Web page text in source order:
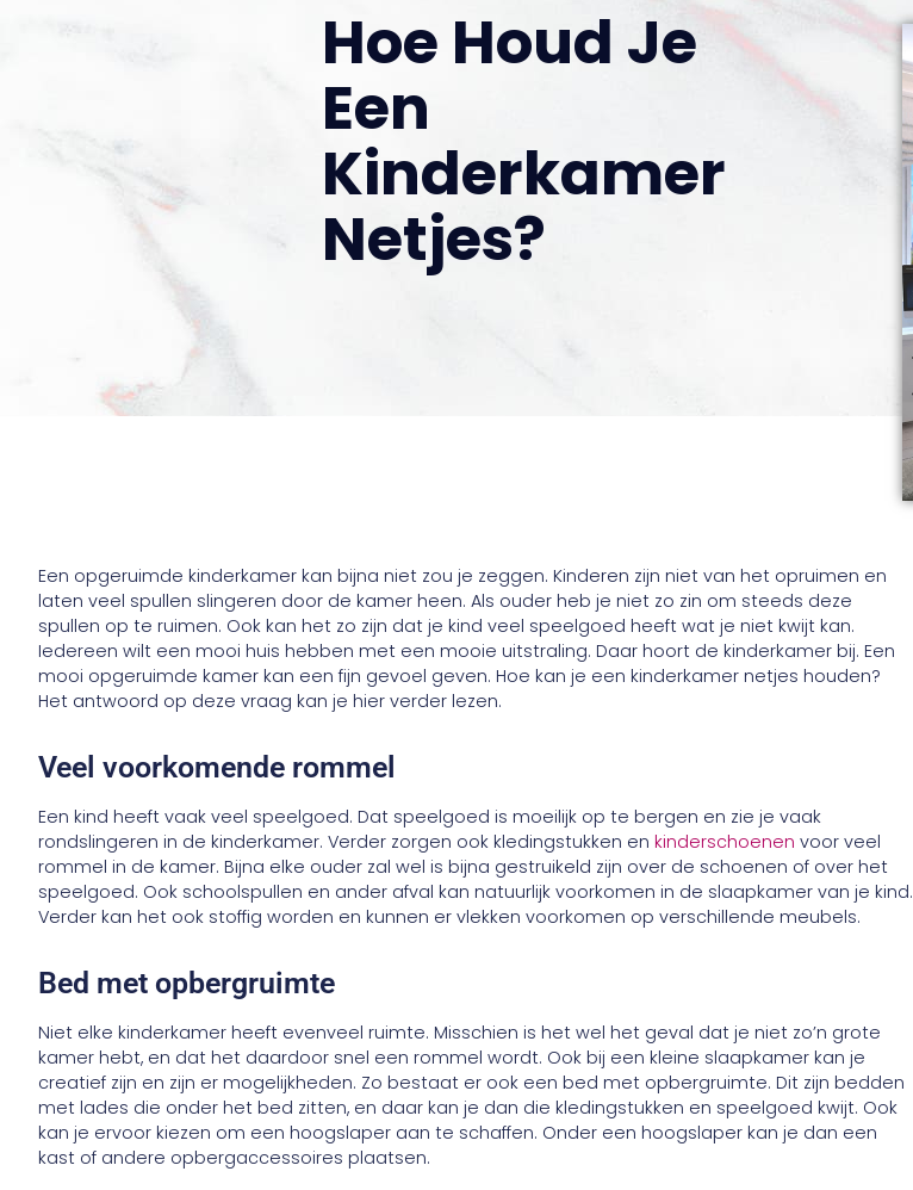
Hoe Houd Je
Een
Kinderkamer
Netjes?
Een opgeruimde kinderkamer kan bijna niet zou je zeggen. Kinderen zijn niet van het opruimen en
laten veel spullen slingeren door de kamer heen. Als ouder heb je niet zo zin om steeds deze
spullen op te ruimen. Ook kan het zo zijn dat je kind veel speelgoed heeft wat je niet kwijt kan.
Iedereen wilt een mooi huis hebben met een mooie uitstraling. Daar hoort de kinderkamer bij. Een
mooi opgeruimde kamer kan een fijn gevoel geven. Hoe kan je een kinderkamer netjes houden?
Het antwoord op deze vraag kan je hier verder lezen.
Veel voorkomende rommel
Een kind heeft vaak veel speelgoed. Dat speelgoed is moeilijk op te bergen en zie je vaak
rondslingeren in de kinderkamer. Verder zorgen ook kledingstukken enkinderschoenen voor veel
rommel in de kamer. Bijna elke ouder zal wel is bijna gestruikeld zijn over de schoenen of over het
speelgoed. Ook schoolspullen en ander afval kan natuurlijk voorkomen in de slaapkamer van je kind.
Verder kan het ook stoffig worden en kunnen er vlekken voorkomen op verschillende meubels.
Bed met opbergruimte
Niet elke kinderkamer heeft evenveel ruimte. Misschien is het wel het geval dat je niet zo’n grote
kamer hebt, en dat het daardoor snel een rommel wordt. Ook bij een kleine slaapkamer kan je
creatief zijn en zijn er mogelijkheden. Zo bestaat er ook een bed met opbergruimte. Dit zijn bedden
met lades die onder het bed zitten, en daar kan je dan die kledingstukken en speelgoed kwijt. Ook
kan je ervoor kiezen om een hoogslaper aan te schaffen. Onder een hoogslaper kan je dan een
kast of andere opbergaccessoires plaatsen.